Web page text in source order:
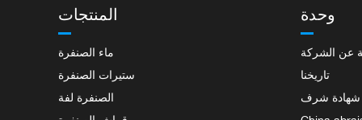
المنتجات
ماء الصنفرة
ستيرات الصنفرة
الصنفرة لفة
وحدة
عن الشركة
تاريخنا
شهادة شرف